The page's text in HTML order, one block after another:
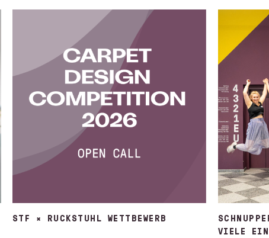
STF × RUCKSTUHL WETTBEWERB
VIELE